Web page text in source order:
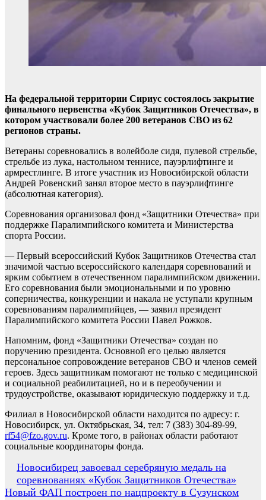
На федеральной территории Сириус состоялось закрытие
финального первенства «Кубок Защитников Отечества», в
котором участвовали более 200 ветеранов СВО из 62
регионов страны.
Ветераны соревновались в волейболе сидя, пулевой стрельбе,
стрельбе из лука, настольном теннисе, пауэрлифтинге и
армрестлинге. В итоге участник из Новосибирской области
Андрей Ровенский занял второе место в пауэрлифтинге
(абсолютная категория).
Соревнования организовал фонд «Защитники Отечества» при
поддержке Паралимпийского комитета и Министерства
спорта России.
— Первый всероссийский Кубок Защитников Отечества стал
значимой частью всероссийского календаря соревнований и
ярким событием в отечественном паралимпийском движении.
Его соревнования были эмоциональными и по уровню
соперничества, конкуренции и накала не уступали крупным
соревнованиям паралимпийцев, — заявил президент
Паралимпийского комитета России Павел Рожков.
Напомним, фонд «Защитники Отечества» создан по
поручению президента. Основной его целью является
персональное сопровождение ветеранов СВО и членов семей
героев. Здесь защитникам помогают не только с медицинской
и социальной реабилитацией, но и в переобучении и
трудоустройстве, оказывают юридическую поддержку и т.д.
Филиал в Новосибирской области находится по адресу: г.
Новосибирск, ул. Октябрьская, 34, тел: 7 (383) 304-89-99,
rf54@fzo.gov.ru. Кроме того, в районах области работают
социальные координаторы фонда.
Навигация
по
Новосибирец завоевал серебряную медаль на
соревнованиях «Кубок Защитников Отечества»
Новый ФАП построен по нацпроекту в Сузунском